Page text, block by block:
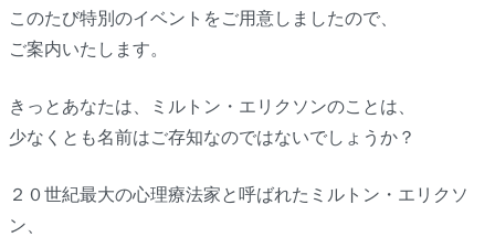
このたび特別のイベントをご用意しましたので、
ご案内いたします。
きっとあなたは、ミルトン・エリクソンのことは、
少なくとも名前はご存知なのではないでしょうか？
２０世紀最大の心理療法家と呼ばれたミルトン・エリクソ
ン、